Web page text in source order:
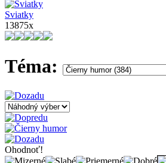
Sviatky
13875x
Téma:
Ohodnoť!